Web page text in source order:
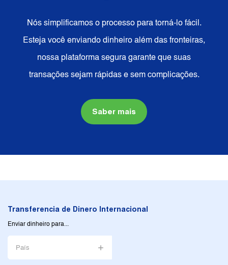
Nós simplificamos o processo para torná-lo fácil.
Esteja você enviando dinheiro além das fronteiras,
nossa plataforma segura garante que suas
transações sejam rápidas e sem complicações.
Saber mais
Transferencia de Dinero Internacional
Enviar dinheiro para...
País